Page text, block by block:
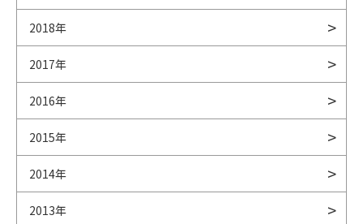
2018年
2017年
2016年
2015年
2014年
2013年